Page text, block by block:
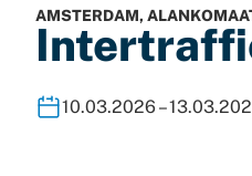
AMSTERDAM,
10.03.2026 –